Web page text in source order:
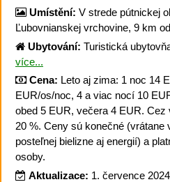
Umístění: V strede pútnickej
Ľubovnianskej vrchovine, 9 km
Ubytování: Turistická
více...
Cena: Leto aj zima: 1 noc 14
EUR/os/noc, 4 a viac nocí 10
obed 5 EUR, večera 4 EUR.
20 %. Ceny sú konečné (vrátane
posteľnej bielizne aj energií) a
osoby.
Aktualizace: 1. července 2024